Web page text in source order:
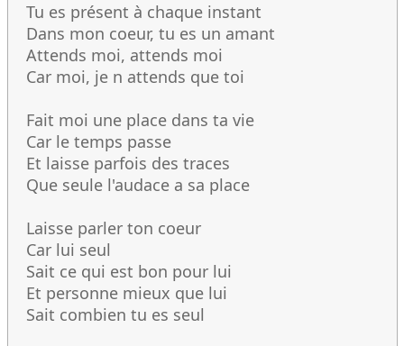
Tu es présent à chaque instant
Dans mon coeur, tu es un amant
Attends moi, attends moi
Car moi, je n attends que toi
Fait moi une place dans ta vie
Car le temps passe
Et laisse parfois des traces
Que seule l'audace a sa place
Laisse parler ton coeur
Car lui seul
Sait ce qui est bon pour lui
Et personne mieux que lui
Sait combien tu es seul